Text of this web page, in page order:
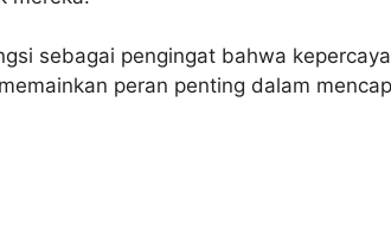
sebagai pengingat bahwa
peran penting dalam